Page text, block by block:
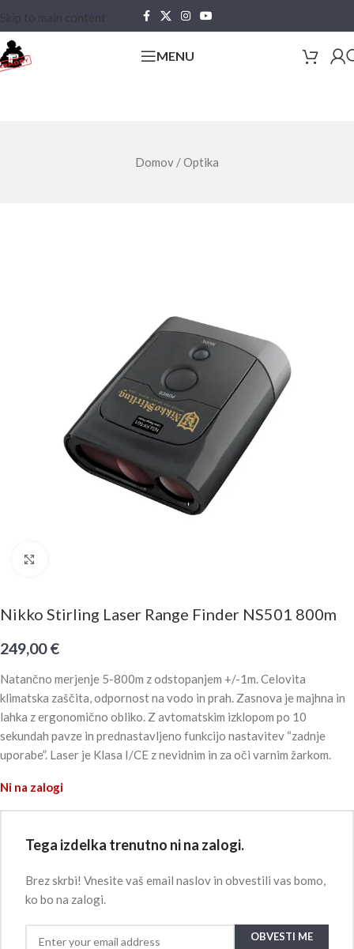
Skip to main content
MENU
Domov /Optika
Nikko Stirling Laser Range Finder NS501 800m
249,00€
Natančno merjenje 5-800m z odstopanjem +/-1m. Celovita
klimatska zaščita, odpornost na vodo in prah. Zasnova je majhna in
lahka z ergonomično obliko. Z avtomatskim izklopom po 10
sekundah pavze in prednastavljeno funkcijo nastavitev “zadnje
uporabe”. Laser je Klasa I/CE z nevidnim in za oči varnim žarkom.
Ni na zalogi
Tega izdelka trenutno ni na zalogi.
Brez skrbi! Vnesite vaš email naslov in obvestili vas bomo,
ko bo na zalogi.
OBVESTI ME